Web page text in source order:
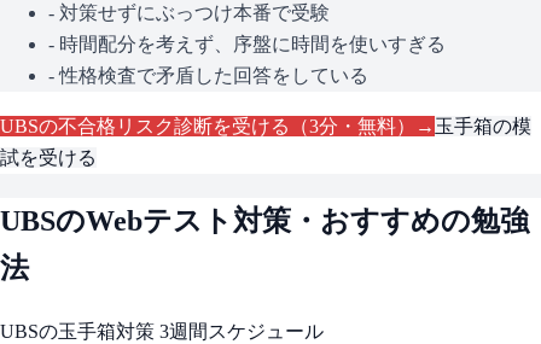
- 対策せずにぶっつけ本番で受験
- 時間配分を考えず、序盤に時間を使いすぎる
- 性格検査で矛盾した回答をしている
UBSの不合格リスク診断を受ける（3分・無料）→ 玉手箱の模
試を受ける
UBSのWebテスト対策・おすすめの勉強
法
UBSの玉手箱対策 3週間スケジュール